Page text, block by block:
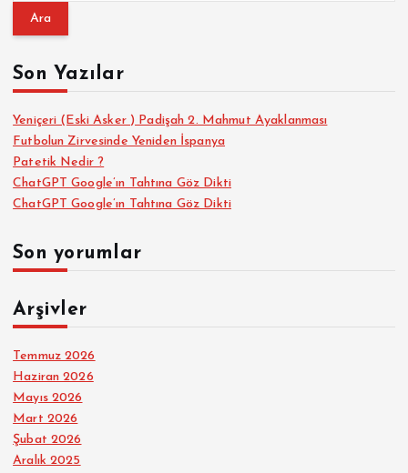
m
:Son Yazılar
Yeniçeri (Eski Asker ) Padişah 2. Mahmut Ayaklanması
Futbolun Zirvesinde Yeniden İspanya
Patetik Nedir ?
ChatGPT Google’ın Tahtına Göz Dikti
ChatGPT Google’ın Tahtına Göz Dikti
Son yorumlar
Arşivler
Temmuz 2026
Haziran 2026
Mayıs 2026
Mart 2026
Şubat 2026
Aralık 2025